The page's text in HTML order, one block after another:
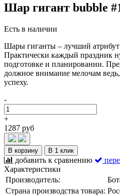
Шар гигант bubble
Есть в наличии
Шары гиганты – лучший
Практически каждый праздник
подготовке и планировании.
должное внимание мелочам
успеху.
-
+
1287 руб
В корзину В 1 клик
добавить к сравнению
Характеристики
Производитель:
Страна производства товара: